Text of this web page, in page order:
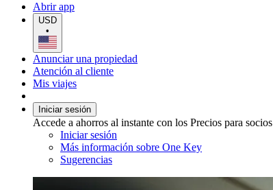
Abrir app
USD
•
Anunciar una propiedad
Atención al cliente
Mis viajes
Iniciar sesión
Accede a ahorros al instante con los Precios para socios
Iniciar sesión
Más información sobre One Key
Sugerencias